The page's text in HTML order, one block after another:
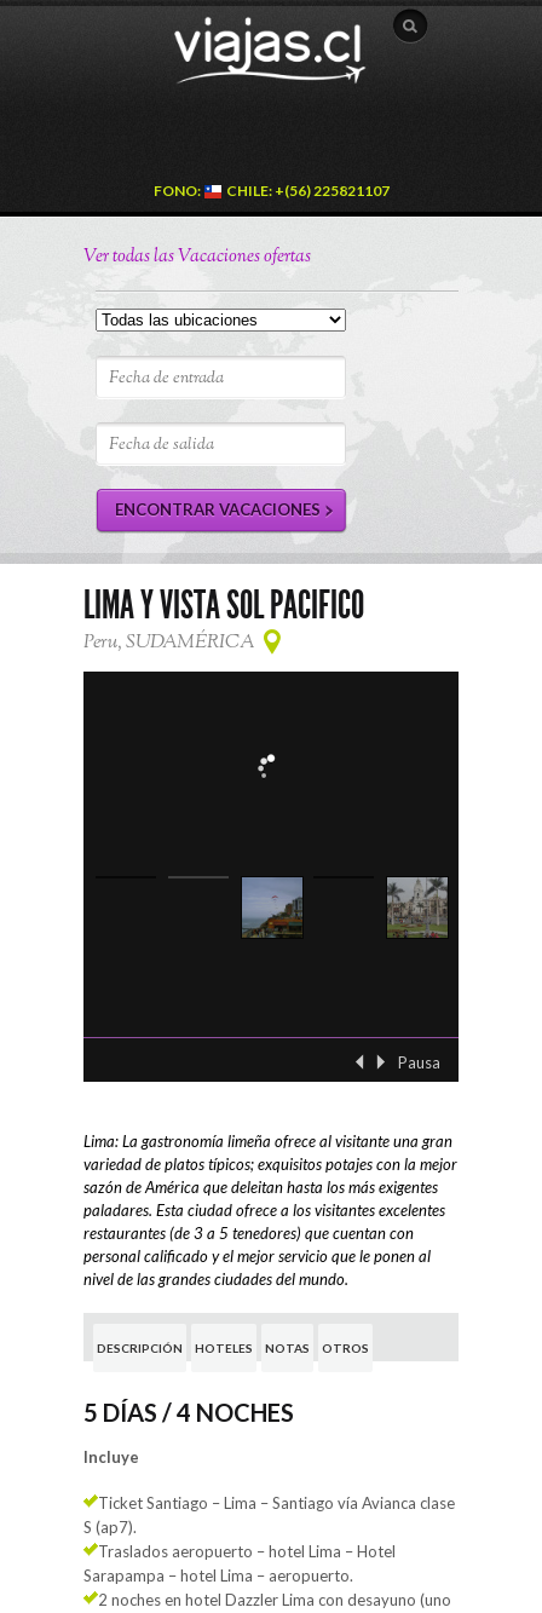
FONO: CHILE: +(56) 225821107
Ver todas las Vacaciones ofertas
LIMA Y VISTA SOL PACIFICO
Peru, SUDAMÉRICA
Pausa
Lima: La gastronomía limeña ofrece al visitante una gran
variedad de platos típicos; exquisitos potajes con la mejor
sazón de América que deleitan hasta los más exigentes
paladares. Esta ciudad ofrece a los visitantes excelentes
restaurantes (de 3 a 5 tenedores) que cuentan con
personal calificado y el mejor servicio que le ponen al
nivel de las grandes ciudades del mundo.
DESCRIPCIÓN HOTELES NOTAS OTROS
5 DÍAS / 4 NOCHES
Incluye
Ticket Santiago – Lima – Santiago vía Avianca clase
S (ap7).
Traslados aeropuerto – hotel Lima – Hotel
Sarapampa – hotel Lima – aeropuerto.
2 noches en hotel Dazzler Lima con desayuno (uno